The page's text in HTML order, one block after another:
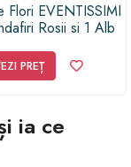
Flori EVENTISSIMI
Rosii si 1 Alb
PREȚ
ia ce